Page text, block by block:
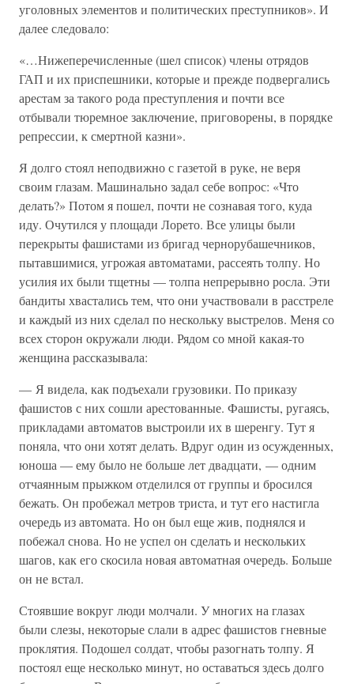
уголовных элементов и политических преступников». И
далее следовало:
«…Нижеперечисленные (шел список) члены отрядов
ГАП и их приспешники, которые и прежде подвергались
арестам за такого рода преступления и почти все
отбывали тюремное заключение, приговорены, в порядке
репрессии, к смертной казни».
Я долго стоял неподвижно с газетой в руке, не веря
своим глазам. Машинально задал себе вопрос: «Что
делать?» Потом я пошел, почти не сознавая того, куда
иду. Очутился у площади Лорето. Все улицы были
перекрыты фашистами из бригад чернорубашечников,
пытавшимися, угрожая автоматами, рассеять толпу. Но
усилия их были тщетны — толпа непрерывно росла. Эти
бандиты хвастались тем, что они участвовали в расстреле
и каждый из них сделал по нескольку выстрелов. Меня со
всех сторон окружали люди. Рядом со мной какая-то
женщина рассказывала:
— Я видела, как подъехали грузовики. По приказу
фашистов с них сошли арестованные. Фашисты, ругаясь,
прикладами автоматов выстроили их в шеренгу. Тут я
поняла, что они хотят делать. Вдруг один из осужденных,
юноша — ему было не больше лет двадцати, — одним
отчаянным прыжком отделился от группы и бросился
бежать. Он пробежал метров триста, и тут его настигла
очередь из автомата. Но он был еще жив, поднялся и
побежал снова. Но не успел он сделать и нескольких
шагов, как его скосила новая автоматная очередь. Больше
он не встал.
Стоявшие вокруг люди молчали. У многих на глазах
были слезы, некоторые слали в адрес фашистов гневные
проклятия. Подошел солдат, чтобы разогнать толпу. Я
постоял еще несколько минут, но оставаться здесь долго